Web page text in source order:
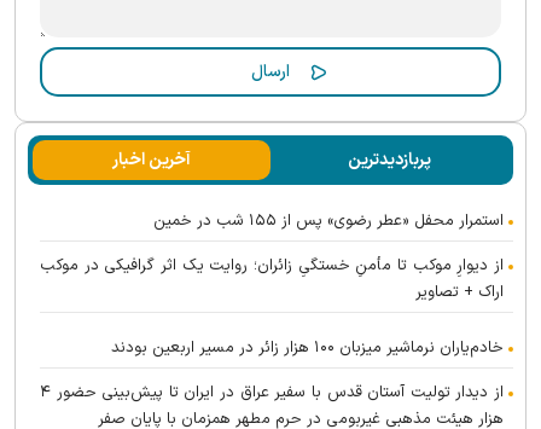
پربازدیدترین آخرین اخبار
استمرار محفل «عطر رضوی» پس از ۱۵۵ شب در خمین
از دیوارِ موکب تا مأمنِ خستگیِ زائران؛ روایت یک اثر گرافیکی در موکب
اراک + تصاویر
خادم‌یاران نرماشیر میزبان ۱۰۰ هزار زائر در مسیر اربعین بودند
از دیدار تولیت آستان قدس با سفیر عراق در ایران تا پیش‌بینی حضور ۴
هزار هیئت مذهبی غیربومی در حرم مطهر همزمان با پایان صفر